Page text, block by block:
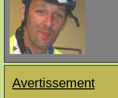
Avertissement